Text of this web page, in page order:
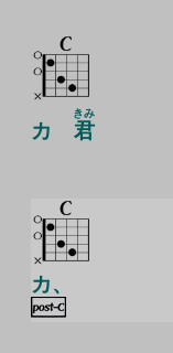
カ 君
きみ
カ、